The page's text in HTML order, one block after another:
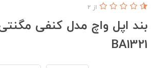
بند اپل واچ مدل کنفی
BA1321
از 2